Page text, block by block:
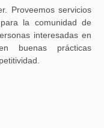
Proveemos servicios
la comunidad de
interesadas en
buenas prácticas